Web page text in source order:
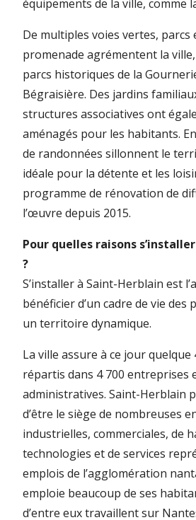
équipements de la ville, comme
De multiples voies vertes, parcs
promenade agrémentent la ville,
parcs historiques de la
Bégraisière. Des jardins
structures associatives ont
aménagés pour les habitants.
de randonnées sillonnent le
idéale pour la détente et les
programme de rénovation de
l’œuvre depuis 2015.
Pour quelles raisons
?
S’installer à Saint-Herblain est
bénéficier d’un cadre de vie des
un territoire dynamique.
La ville assure à ce jour quelque
répartis dans 4 700 entreprises
administratives. Saint-Herblain
d’être le siège de nombreuses
industrielles, commerciales, de
technologies et de services
emplois de l’agglomération
emploie beaucoup de ses
d’entre eux travaillent sur